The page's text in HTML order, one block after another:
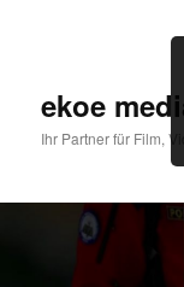
ekoe
Ihr Partner für Film,